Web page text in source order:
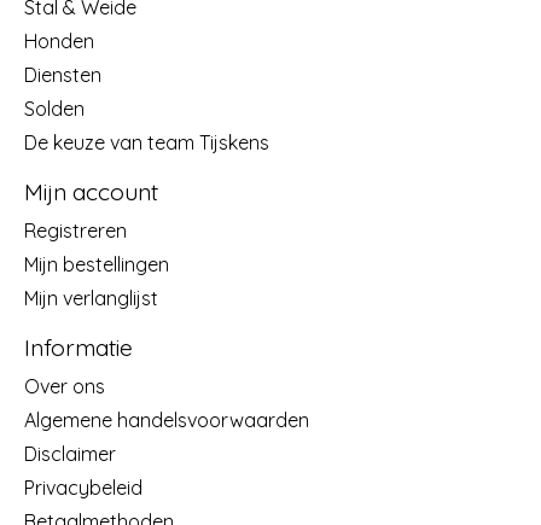
Stal & Weide
Honden
Diensten
Solden
De keuze van team Tijskens
Mijn account
Registreren
Mijn bestellingen
Mijn verlanglijst
Informatie
Over ons
Algemene handelsvoorwaarden
Disclaimer
Privacybeleid